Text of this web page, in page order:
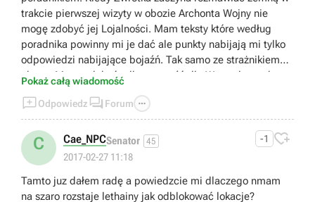
trakcie pierwszej wizyty w obozie Archonta Wojny nie
mogę zdobyć jej Lojalności. Mam teksty które według
poradnika powinny mi je dać ale punkty nabijają mi tylko
odpowiedzi nabijające bojaźń. Tak samo ze strażnikiem
obozu. Mogę zdobyć tylko wrogość dla Wzgardzonych a
jestem za nimi.
Pokaż całą wiadomość
Odpowiedz  Forum 
C Cae_NPCSenator 45
2017-02-27 11:18
-1 
Tamto juz dałem radę a powiedzcie mi dlaczego nmam
na szaro rozstaje lethainy jak odblokować lokacje?